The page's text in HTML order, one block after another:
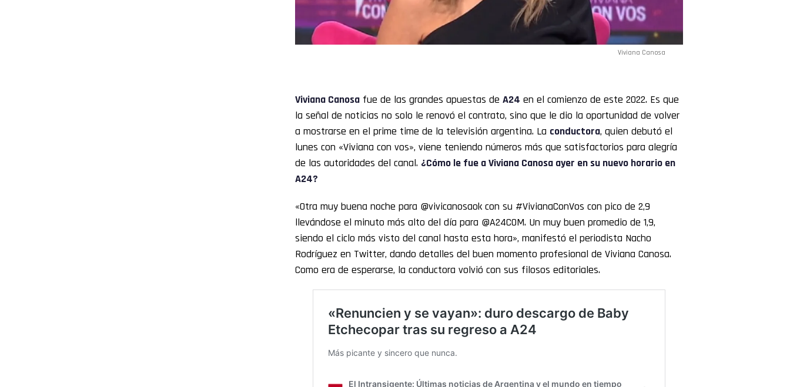
Viviana Canosa
Viviana Canosa fue de las grandes apuestas de A24 en el comienzo de este 2022. Es que
la señal de noticias no solo le renovó el contrato, sino que le dio la oportunidad de volver
a mostrarse en el prime time de la televisión argentina. La conductora, quien debutó el
lunes con «Viviana con vos», viene teniendo números más que satisfactorios para alegría
de las autoridades del canal. ¿Cómo le fue a Viviana Canosa ayer en su nuevo horario en
A24?
«Otra muy buena noche para @vivicanosaok con su #VivianaConVos con pico de 2,9
llevándose el minuto más alto del día para @A24COM. Un muy buen promedio de 1,9,
siendo el ciclo más visto del canal hasta esta hora», manifestó el periodista Nacho
Rodríguez en Twitter, dando detalles del buen momento profesional de Viviana Canosa.
Como era de esperarse, la conductora volvió con sus filosos editoriales.